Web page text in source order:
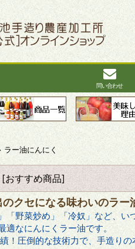
問い合わせ
ラー油にんにく
[おすすめ商品]
クセになる味わいのラー
「野菜炒め」「冷奴」など、い
適なにんにくラー油です。
！圧倒的な技術力で、手造りの